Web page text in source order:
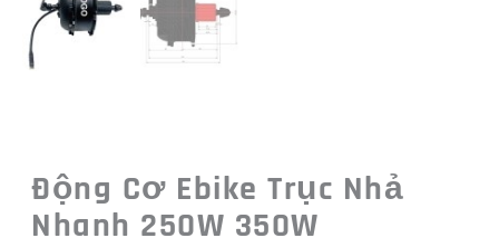
Động Cơ Ebike Trục Nhả
Nhanh 250W 350W